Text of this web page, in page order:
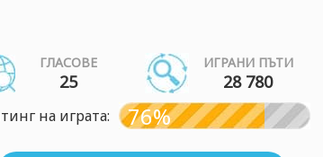
ГЛАСОВЕ
25
ИГРАНИ ПЪТИ
28 780
на играта: 76%